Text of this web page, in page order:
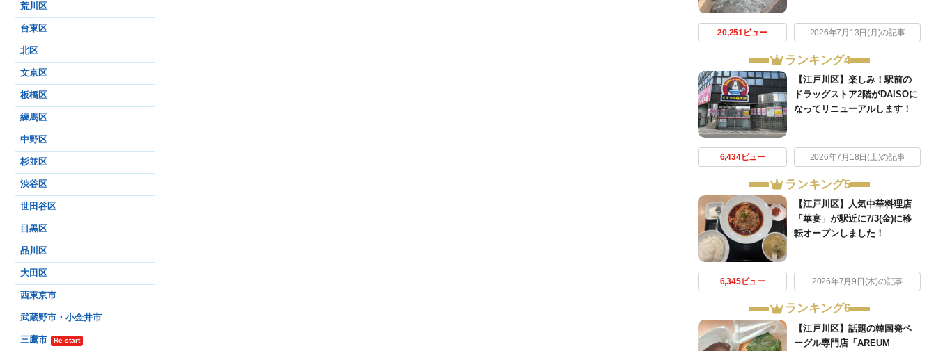
20,251ビュー 2026年7月13日(月)の記事
ランキング4
【江戸川区】楽しみ！駅前の
ドラッグストア2階がDAISOに
なってリニューアルします！
6,434ビュー 2026年7月18日(土)の記事
ランキング5
【江戸川区】人気中華料理店
「華宴」が駅近に7/3(金)に移
転オープンしました！
6,345ビュー 2026年7月9日(木)の記事
ランキング6
【江戸川区】話題の韓国発ベ
ーグル専門店「AREUM
荒川区
台東区
北区
文京区
板橋区
練馬区
中野区
杉並区
渋谷区
世田谷区
目黒区
品川区
大田区
西東京市
武蔵野市・小金井市
三鷹市 Re-start